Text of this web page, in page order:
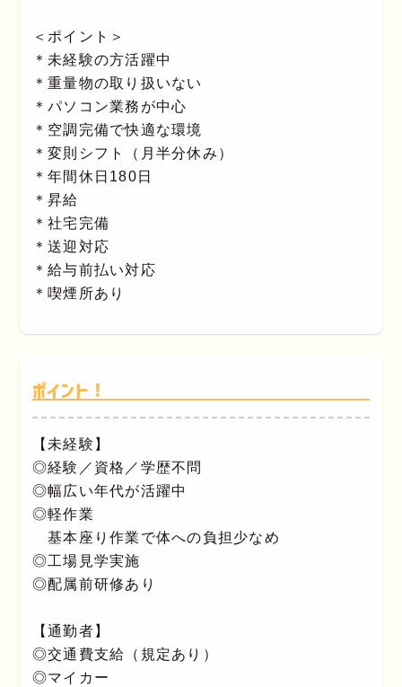
＜ポイント＞
＊未経験の方活躍中
＊重量物の取り扱いない
＊パソコン業務が中心
＊空調完備で快適な環境
＊変則シフト（月半分休み）
＊年間休日180日
＊昇給
＊社宅完備
＊送迎対応
＊給与前払い対応
＊喫煙所あり
ポイント！
【未経験】
◎経験／資格／学歴不問
◎幅広い年代が活躍中
◎軽作業
基本座り作業で体への負担少なめ
◎工場見学実施
◎配属前研修あり
【通勤者】
◎交通費支給（規定あり）
◎マイカー